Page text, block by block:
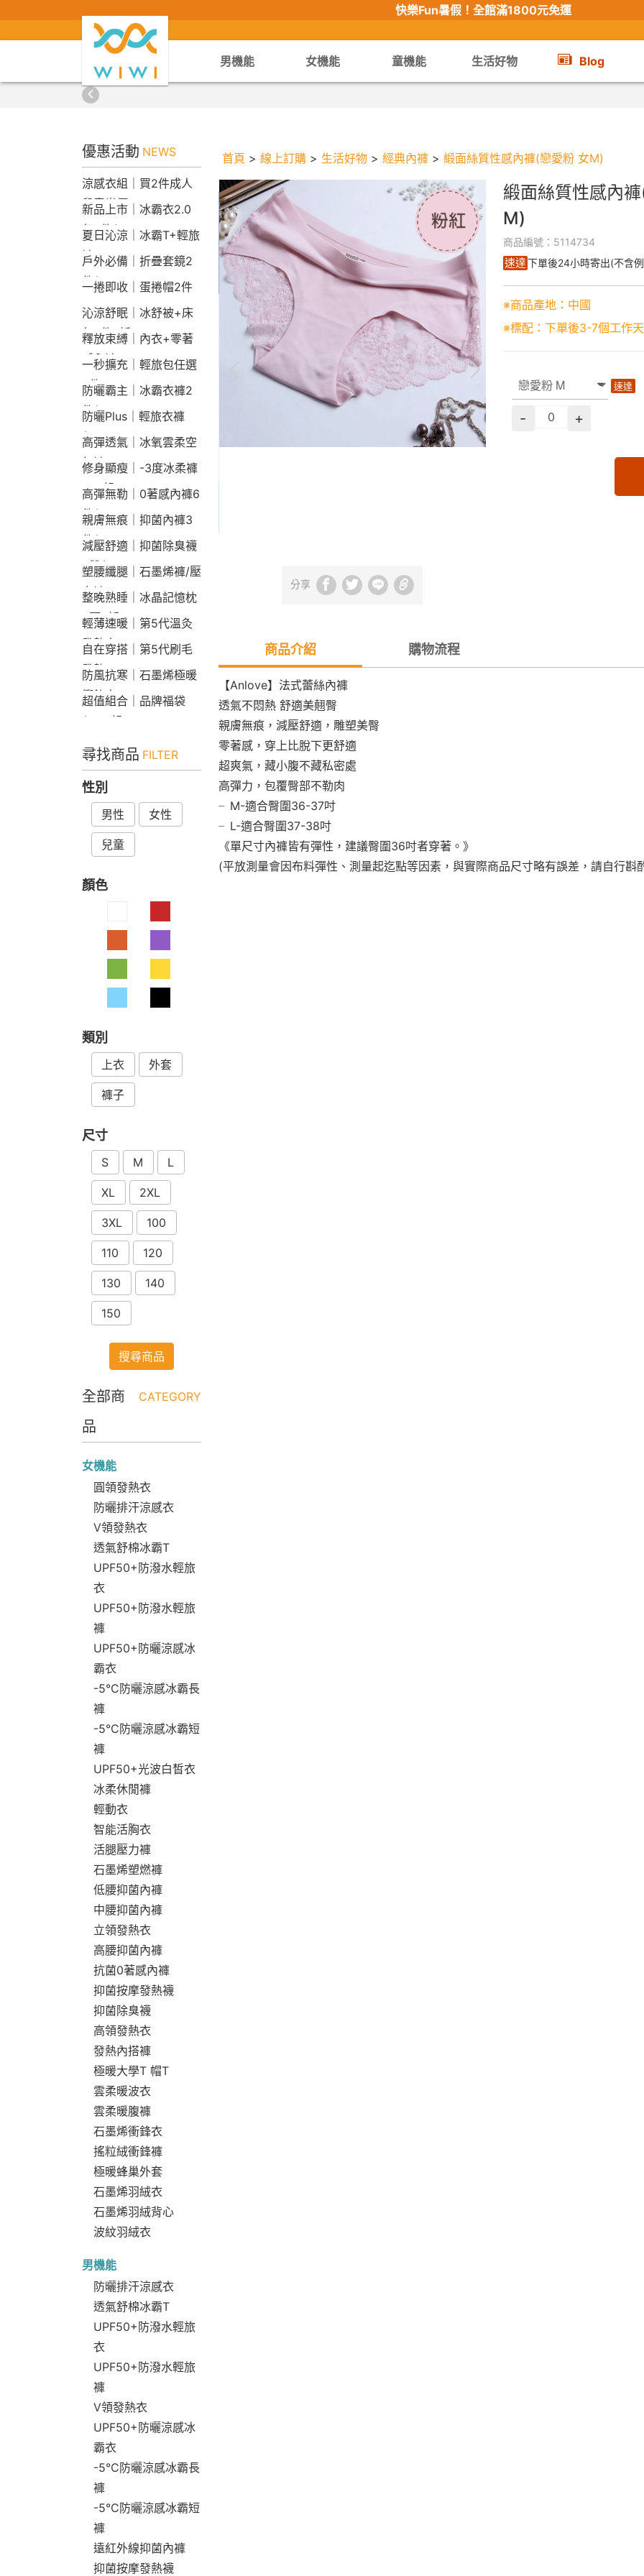
快樂Fun暑假！ 全館滿1800元免運
男機能 女機能 童機能 生活好物 Blog
優惠活動 NEWS
涼感衣組｜買2件成人
兒童半價
新品上市｜冰霸衣2.0
任2件$2290
夏日沁涼｜冰霸T+輕旅
褲
戶外必備｜折疊套鏡2
件$1790
一捲即收｜蛋捲帽2件
1790
沁涼舒眠｜冰舒被+床
包2件9折
釋放束縛｜內衣+零著
感內褲
一秒擴充｜輕旅包任選
2件2190
防曬霸主｜冰霸衣褲2
件$1790
防曬Plus｜輕旅衣褲
$2190
高彈透氣｜冰氧雲柔空
氣褲
修身顯瘦｜-3度冰柔褲
790起
高彈無勒｜0著感內褲6
件$1290
親膚無痕｜抑菌內褲3
件$790
減壓舒適｜抑菌除臭襪
3雙$660
塑腰纖腿｜石墨烯褲/壓
力褲
整晚熟睡｜冰晶記憶枕
2顆9折
輕薄速暖｜第5代溫灸
發熱衣
自在穿搭｜第5代刷毛
發熱Bra T
防風抗寒｜石墨烯極暖
衝鋒衣
超值組合｜品牌福袋
$599起
尋找商品 FILTER
性別
男性 女性
兒童
顏色
類別
上衣 外套
褲子
尺寸
S M L
XL 2XL
3XL 100
110 120
130 140
150
搜尋商品
全部商
品
CATEGORY
女機能
圓領發熱衣
防曬排汗涼感衣
V領發熱衣
透氣舒棉冰霸T
UPF50+防潑水輕旅
衣
UPF50+防潑水輕旅
褲
UPF50+防曬涼感冰
霸衣
-5°C防曬涼感冰霸長
褲
-5°C防曬涼感冰霸短
褲
UPF50+光波白皙衣
冰柔休閒褲
輕動衣
智能活胸衣
活腿壓力褲
石墨烯塑燃褲
低腰抑菌內褲
中腰抑菌內褲
立領發熱衣
高腰抑菌內褲
抗菌0著感內褲
抑菌按摩發熱襪
抑菌除臭襪
高領發熱衣
發熱內搭褲
極暖大學T 帽T
雲柔暖波衣
雲柔暖腹褲
石墨烯衝鋒衣
搖粒絨衝鋒褲
極暖蜂巢外套
石墨烯羽絨衣
石墨烯羽絨背心
波紋羽絨衣
男機能
防曬排汗涼感衣
透氣舒棉冰霸T
UPF50+防潑水輕旅
衣
UPF50+防潑水輕旅
褲
V領發熱衣
UPF50+防曬涼感冰
霸衣
-5°C防曬涼感冰霸長
褲
-5°C防曬涼感冰霸短
褲
遠紅外線抑菌內褲
抑菌按摩發熱襪
首頁 > 線上訂購 > 生活好物 > 經典內褲 > 緞面絲質性感內褲(戀愛粉 女M)
分享
緞面絲質性感內
M)
商品編號：5114734
速達下單後24小時寄出(不含
※商品產地：中國
※標配：下單後3-7個工作
速達
- +
商品介紹 購物流程
【Anlove】法式蕾絲內褲
透氣不悶熱 舒適美翹臀
親膚無痕，減壓舒適，雕塑美臀
零著感，穿上比脫下更舒適
超爽氣，藏小腹不藏私密處
高彈力，包覆臀部不勒肉
╴M-適合臀圍36-37吋
╴L-適合臀圍37-38吋
《單尺寸內褲皆有彈性，建議臀圍36吋者穿著。》
(平放測量會因布料彈性、測量起迄點等因素，與實際商品尺寸略有誤差，請自行斟